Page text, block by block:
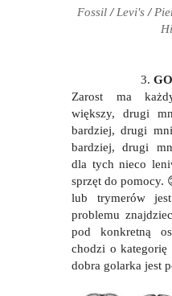
Fossil/Levi's/
3.
Zarost ma
większy, drugi
bardziej, drugi
bardziej, drugi
dla tych nieco
sprzęt do pomocy.
lub trymerów
problemu
pod konkretną
chodzi o kategorię
dobra golarka jest